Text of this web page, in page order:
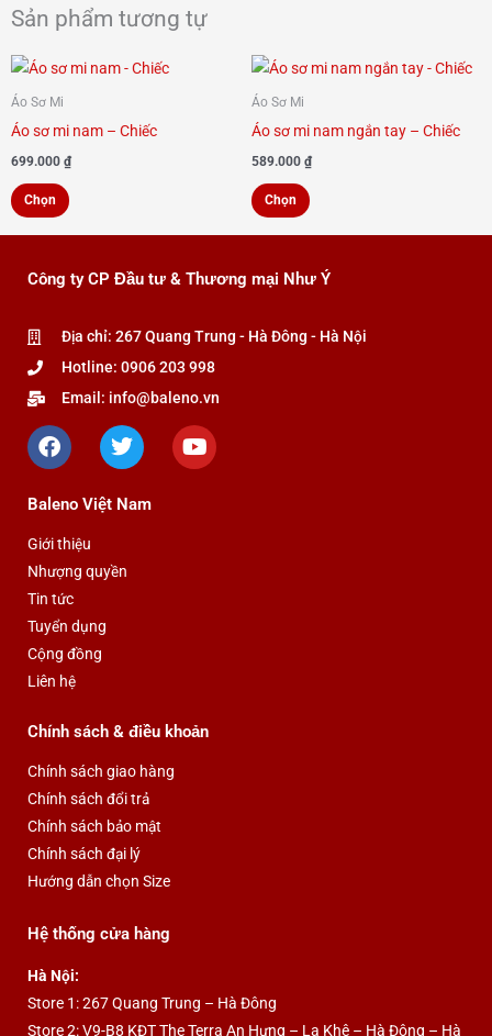
Sản phẩm tương tự
Áo Sơ Mi
Áo sơ mi nam – Chiếc
699.000 ₫
Chọn
Sản
này
biến
thể.
tùy
có
thể
được
trên
sản
phẩm
Áo Sơ Mi
Áo sơ mi nam ngắn tay – Chiếc
589.000 ₫
Chọn
Sản
này
biến
thể.
tùy
có
Công ty CP Đầu tư & Thương mại Như Ý
Địa chỉ: 267 Quang Trung - Hà Đông - Hà Nội
Hotline: 0906 203 998
Email: info@baleno.vn
F
a
c
b
o
o
k
T
w
i
t
Y
o
u
Baleno Việt Nam
Giới thiệu
Nhượng quyền
Tin tức
Tuyển dụng
Cộng đồng
Liên hệ
Chính sách & điều khoản
Chính sách giao hàng
Chính sách đổi trả
Chính sách bảo mật
Chính sách đại lý
Hướng dẫn chọn Size
Hệ thống cửa hàng
Hà Nội:
Store 1: 267 Quang Trung – Hà Đông
Store 2: V9-B8 KĐT The Terra An Hưng – La Khê – Hà Đông – Hà